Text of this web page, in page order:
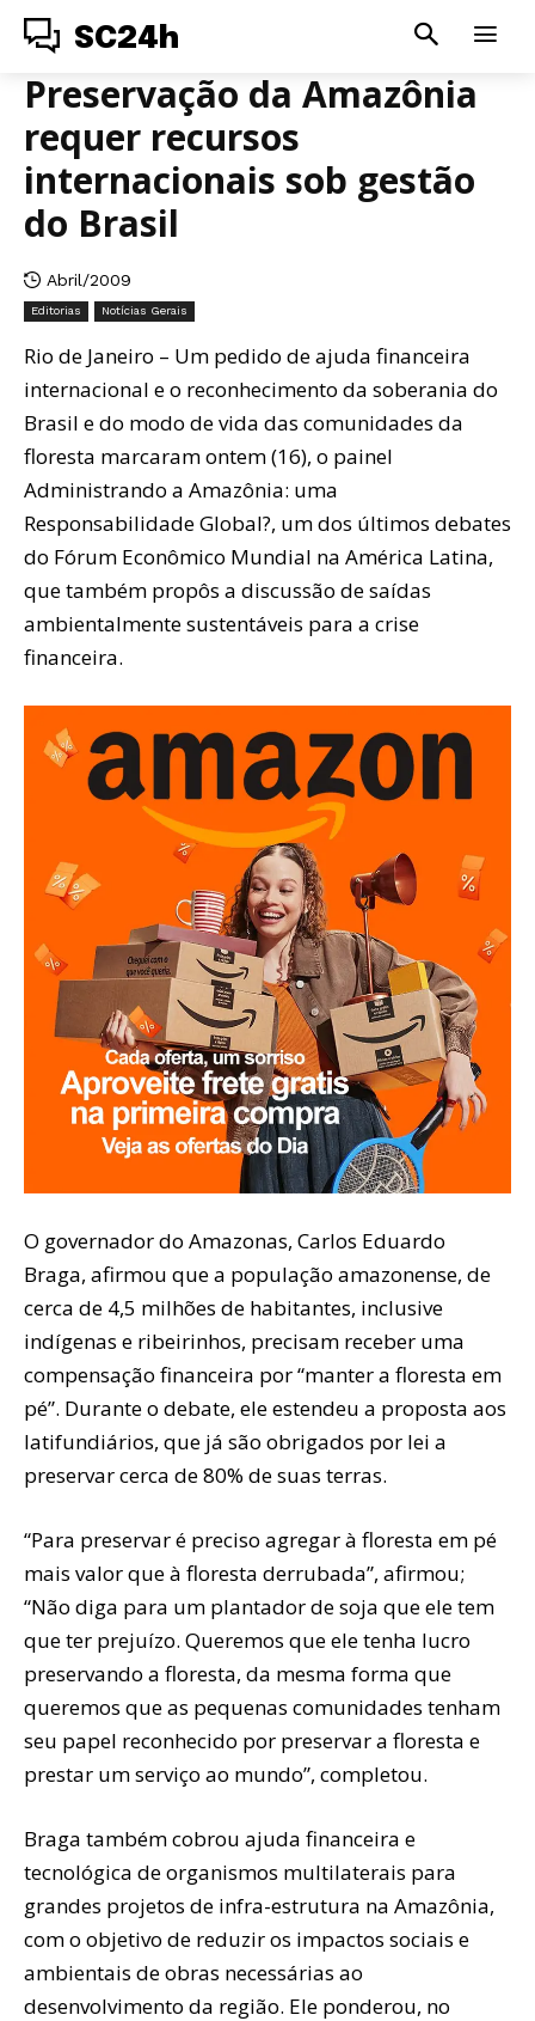
SC24h
Preservação da Amazônia
requer recursos
internacionais sob gestão
do Brasil
Abril/2009
Editorias Notícias Gerais
Rio de Janeiro – Um pedido de ajuda financeira
internacional e o reconhecimento da soberania do
Brasil e do modo de vida das comunidades da
floresta marcaram ontem (16), o painel
Administrando a Amazônia: uma
Responsabilidade Global?, um dos últimos debates
do Fórum Econômico Mundial na América Latina,
que também propôs a discussão de saídas
ambientalmente sustentáveis para a crise
financeira.
O governador do Amazonas, Carlos Eduardo
Braga, afirmou que a população amazonense, de
cerca de 4,5 milhões de habitantes, inclusive
indígenas e ribeirinhos, precisam receber uma
compensação financeira por “manter a floresta em
pé”. Durante o debate, ele estendeu a proposta aos
latifundiários, que já são obrigados por lei a
preservar cerca de 80% de suas terras.
“Para preservar é preciso agregar à floresta em pé
mais valor que à floresta derrubada”, afirmou;
“Não diga para um plantador de soja que ele tem
que ter prejuízo. Queremos que ele tenha lucro
preservando a floresta, da mesma forma que
queremos que as pequenas comunidades tenham
seu papel reconhecido por preservar a floresta e
prestar um serviço ao mundo”, completou.
Braga também cobrou ajuda financeira e
tecnológica de organismos multilaterais para
grandes projetos de infra-estrutura na Amazônia,
com o objetivo de reduzir os impactos sociais e
ambientais de obras necessárias ao
desenvolvimento da região. Ele ponderou, no